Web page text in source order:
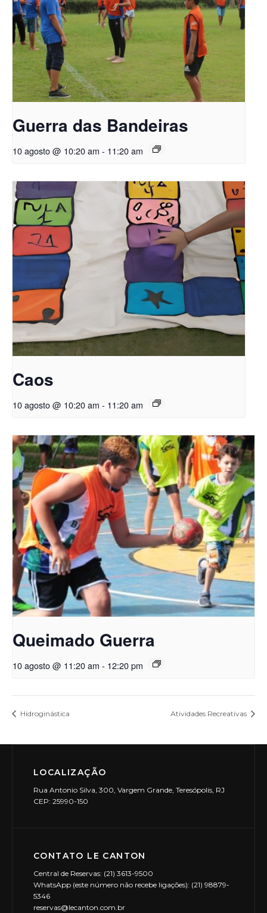
Guerra das Bandeiras
10 agosto @ 10:20 am - 11:20 am
Caos
10 agosto @ 10:20 am - 11:20 am
Queimado Guerra
10 agosto @ 11:20 am - 12:20 pm
Hidroginástica Atividades Recreativas
LOCALIZAÇÃO
Rua Antonio Silva, 300, Vargem Grande, Teresópolis, RJ
CEP: 25990-150
CONTATO LE CANTON
Central de Reservas: (21) 3613-9500
WhatsApp (este número não recebe ligações): (21) 98879-
5346
reservas@lecanton.com.br